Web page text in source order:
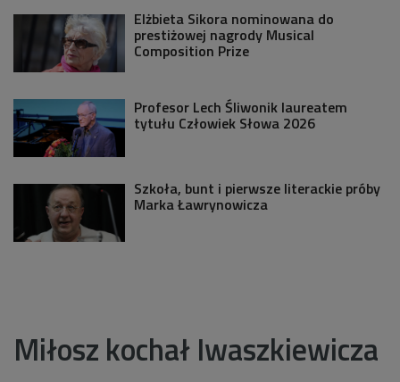
Elżbieta Sikora nominowana do
prestiżowej nagrody Musical
Composition Prize
Profesor Lech Śliwonik laureatem
tytułu Człowiek Słowa 2026
Szkoła, bunt i pierwsze literackie próby
Marka Ławrynowicza
Miłosz kochał Iwaszkiewicza